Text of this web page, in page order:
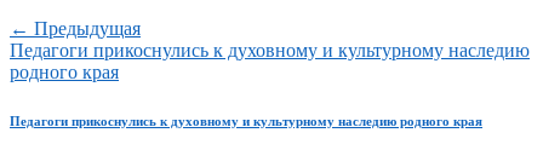
← Предыдущая
Педагоги прикоснулись к духовному и культурному наследию
родного края
Педагоги прикоснулись к духовному и культурному наследию родного края